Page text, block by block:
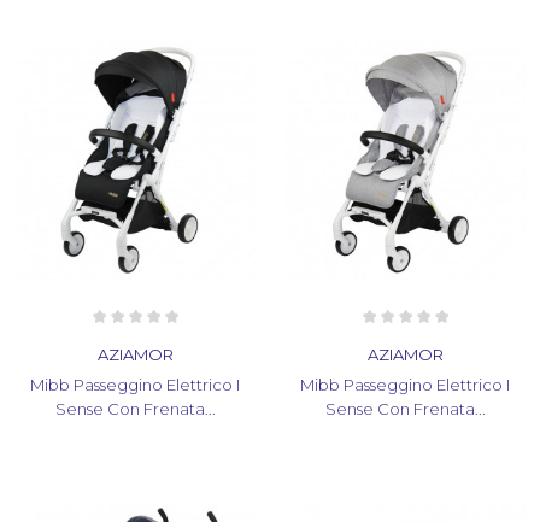
AZIAMOR
Mibb Passeggino Elettrico I
Sense Con Frenata...
AZIAMOR
Mibb Passeggino Elettrico I
Sense Con Frenata...